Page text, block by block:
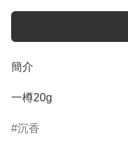
簡介
一樽20g
沉香